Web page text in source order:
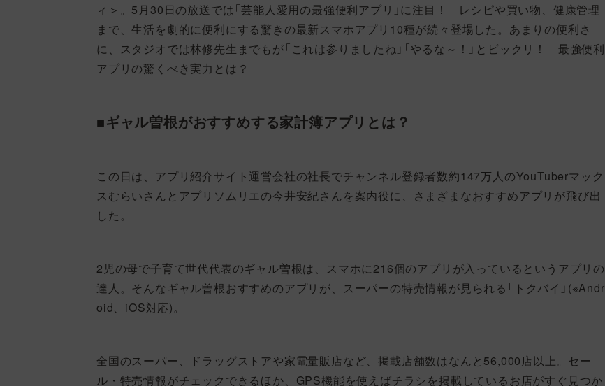
ィ＞。5月30日の放送では「芸能人愛用の最強便利アプリ」に注目！ レシピや買い物、健康管理
まで、生活を劇的に便利にする驚きの最新スマホアプリ10種が続々登場した。あまりの便利さ
に、スタジオでは林修先生までもが「これは参りましたね」「やるな～！」とビックリ！ 最強便利
アプリの驚くべき実力とは？
■ギャル曽根がおすすめする家計簿アプリとは？
この日は、アプリ紹介サイト運営会社の社長でチャンネル登録者数約147万人のYouTuberマック
スむらいさんとアプリソムリエの今井安紀さんを案内役に、さまざまなおすすめアプリが飛び出
した。
2児の母で子育て世代代表のギャル曽根は、スマホに216個のアプリが入っているというアプリの
達人。そんなギャル曽根おすすめのアプリが、スーパーの特売情報が見られる「トクバイ」(※Andr
oid、iOS対応)。
全国のスーパー、ドラッグストアや家電量販店など、掲載店舗数はなんと56,000店以上。セー
ル・特売情報がチェックできるほか、GPS機能を使えばチラシを掲載しているお店がすぐ見つか